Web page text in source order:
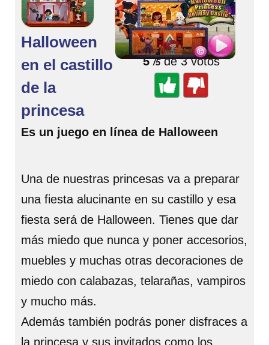
🌟 Valorar juego
5/5de 3 votos
Halloween
en el castillo
de la
princesa
Es un juego en línea de Halloween
Una de nuestras princesas va a preparar
una fiesta alucinante en su castillo y esa
fiesta será de Halloween. Tienes que dar
más miedo que nunca y poner accesorios,
muebles y muchas otras decoraciones de
miedo con calabazas, telarañas, vampiros
y mucho más.
Además también podrás poner disfraces a
la princesa y sus invitados como los